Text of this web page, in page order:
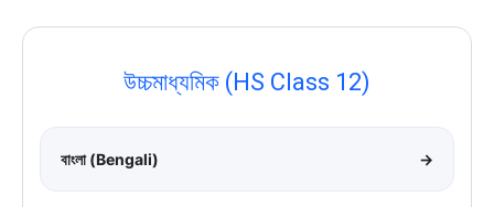
উচ্চমাধ্যমিক (HS Class 12)
বাংলা (Bengali) →